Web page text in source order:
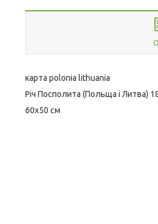
карта polonia lithuania
Річ Посполита (Польща і Литва)
60х50 см